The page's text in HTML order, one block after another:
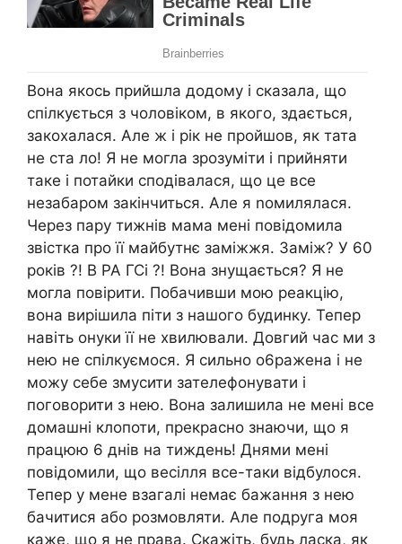
Вона якось прийшла додому і сказала, що
спілкується з чоловіком, в якого, здається,
закохалася. Але ж і рік не пройшов, як тата
не ста ло! Я не могла зрозуміти і прийняти
таке і потайки сподівалася, що це все
незабаром закінчиться. Але я nомилялася.
Через пару тижнів мама мені повідомила
звістка про її майбутнє заміжжя. Заміж? У 60
років ?! В РА ГСі ?! Вона знущається? Я не
могла повірити. Побачивши мою реакцію,
вона вирішила піти з нашого будинку. Тепер
навіть онуки її не хвилювали. Довгий час ми з
нею не спілкуємося. Я сильно о6ражена і не
можу себе змусити зателефонувати і
поговорити з нею. Вона залишила не мені все
домашні клопоти, прекрасно знаючи, що я
працюю 6 днів на тиждень! Днями мені
повідомили, що весілля все-таки відбулося.
Тепер у мене взагалі немає бажання з нею
бачитися або розмовляти. Але подруга моя
каже, що я не права. Скажіть, будь ласка, як